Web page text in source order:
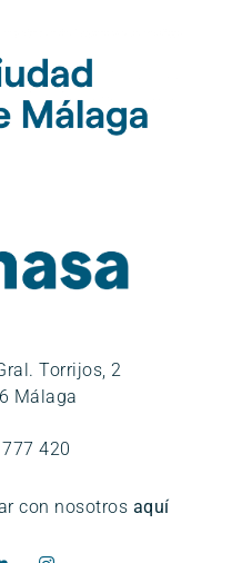
Torrijos, 2
Málaga
420
con nosotros aquí